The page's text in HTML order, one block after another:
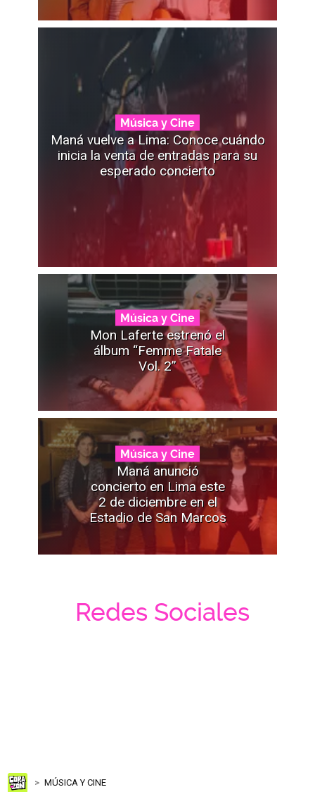
Música y Cine
Maná vuelve a Lima: Conoce cuándo
inicia la venta de entradas para su
esperado concierto
Música y Cine
Mon Laferte estrenó el
álbum “Femme Fatale
Vol. 2”
Música y Cine
Maná anunció
concierto en Lima este
2 de diciembre en el
Estadio de San Marcos
Redes Sociales
MÚSICA Y CINE